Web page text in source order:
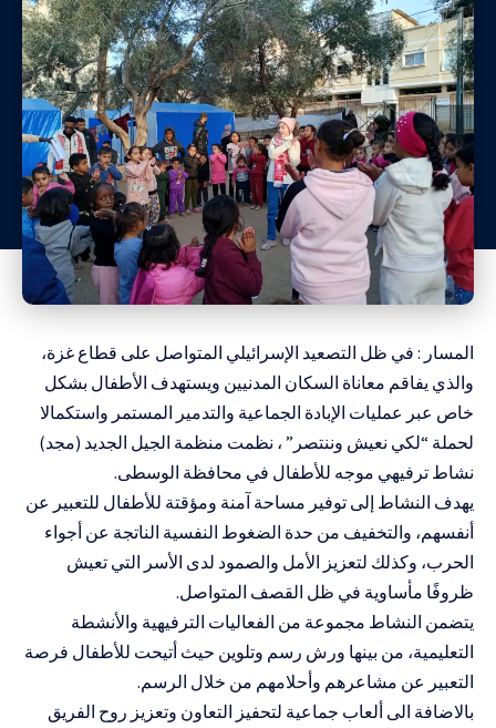
المسار : في ظل التصعيد الإسرائيلي المتواصل على قطاع غزة،
والذي يفاقم معاناة السكان المدنيين ويستهدف الأطفال بشكل
خاص عبر عمليات الإبادة الجماعية والتدمير المستمر واستكمالا
لحملة “لكي نعيش وننتصر” ، نظمت منظمة الجيل الجديد (مجد)
نشاط ترفيهي موجه للأطفال في محافظة الوسطى.
يهدف النشاط إلى توفير مساحة آمنة ومؤقتة للأطفال للتعبير عن
أنفسهم، والتخفيف من حدة الضغوط النفسية الناتجة عن أجواء
الحرب، وكذلك لتعزيز الأمل والصمود لدى الأسر التي تعيش
ظروفًا مأساوية في ظل القصف المتواصل.
يتضمن النشاط مجموعة من الفعاليات الترفيهية والأنشطة
التعليمية، من بينها ورش رسم وتلوين حيث أتيحت للأطفال فرصة
التعبير عن مشاعرهم وأحلامهم من خلال الرسم.
بالاضافة الى ألعاب جماعية لتحفيز التعاون وتعزيز روح الفريق